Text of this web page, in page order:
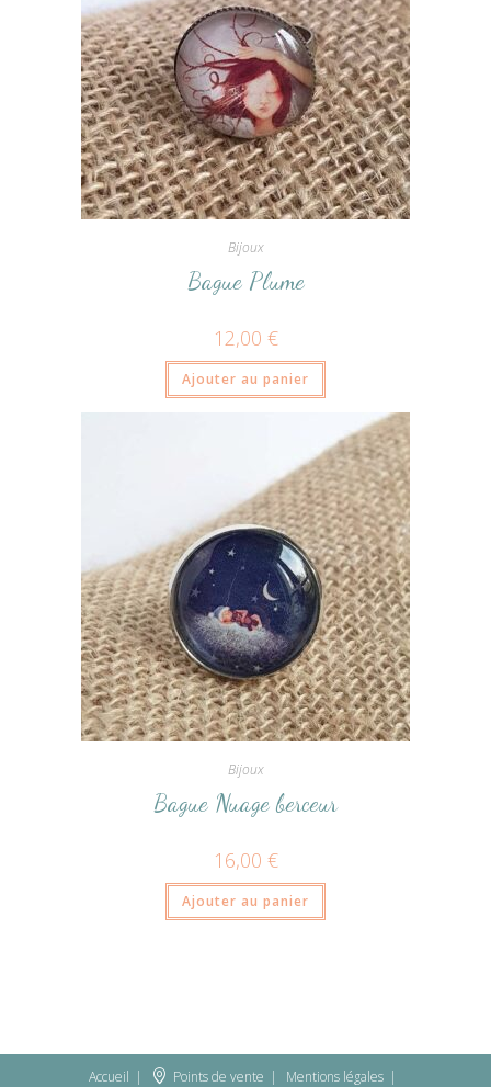
Bijoux
Bague Plume
12,00 €
Ajouter au panier
Bijoux
Bague Nuage berceur
16,00 €
Ajouter au panier
Accueil Points de vente Mentions légales